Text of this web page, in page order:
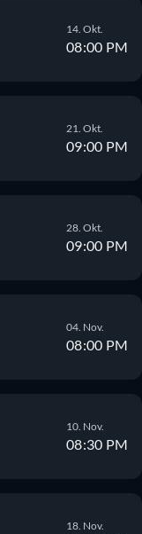
14. Okt.
08:00 PM
21. Okt.
09:00 PM
28. Okt.
09:00 PM
04. Nov.
08:00 PM
10. Nov.
08:30 PM
18. Nov.